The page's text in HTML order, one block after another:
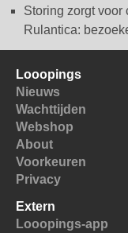
Storing zorgt voor
Rulantica:
Looopings
Nieuws
Wachttijden
Webshop
About
Voorkeuren
Privacy
Extern
Looopings-app